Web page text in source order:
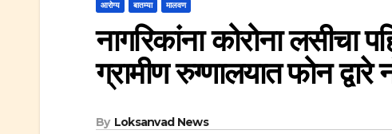
आरोग्य बातम्या मालवण
नागरिकांना कोरोना लसीचा
ग्रामीण रुग्णालयात फोन
By Loksanvad News